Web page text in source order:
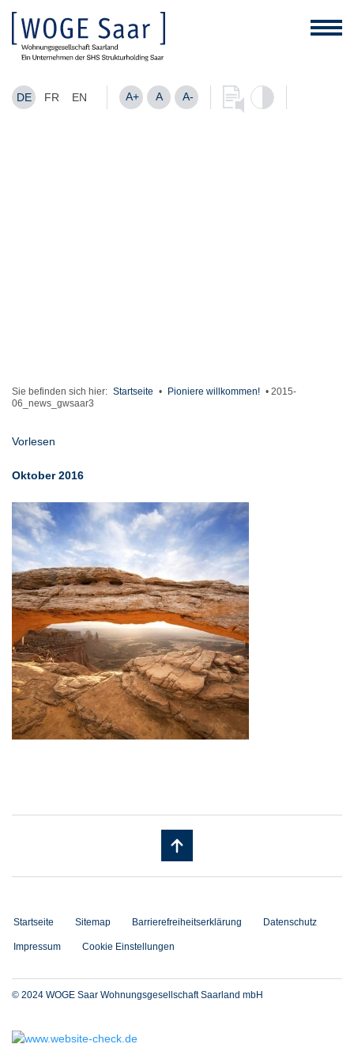
DE FR EN A+ A A-
Sie befinden sich hier: Startseite • Pioniere willkommen! • 2015-
06_news_gwsaar3
Vorlesen
Oktober 2016
Startseite Sitemap Barrierefreiheitserklärung Datenschutz
Impressum Cookie Einstellungen
© 2024 WOGE Saar Wohnungsgesellschaft Saarland mbH